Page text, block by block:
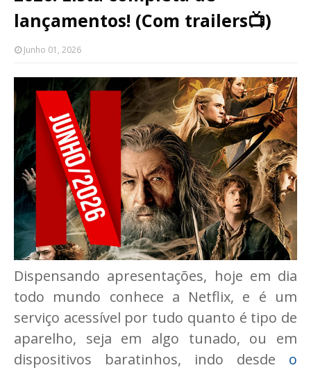
lançamentos! (Com trailers📺)
Junho 01, 2026
Dispensando apresentações, hoje em dia
todo mundo conhece a Netflix, e é um
serviço acessível por tudo quanto é tipo de
aparelho, seja em algo tunado, ou em
dispositivos baratinhos, indo desde o